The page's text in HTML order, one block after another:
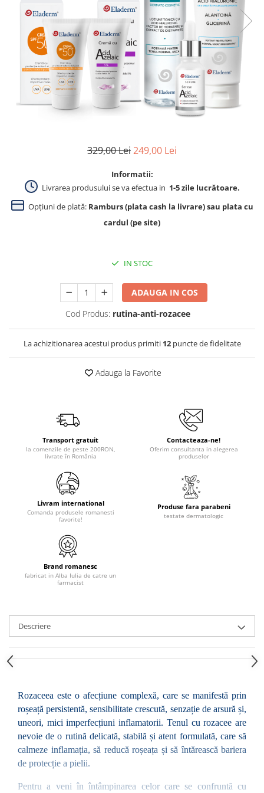
Produse pentru curatare
Creme Emoliente
Creme cu Uree
Produse pentru pete pigmentare
Evidence skincare
Pachete
329,00 Lei249,00 Lei
Informatii:
Livrarea produsului se va efectua in 1-5 zile lucrătoare.
Opțiuni de plată: Ramburs (plata cash la livrare) sau plata cu
cardul (pe site)
IN STOC
ADAUGA IN COS
Cod Produs: rutina-anti-rozacee
La achizitionarea acestui produs primiti 12puncte de fidelitate
Adauga la Favorite
Transport gratuit
la comenzile de peste 200RON,
livrate în România
Contacteaza-ne!
Oferim consultanta in alegerea
produselor
Livram international
Comanda produsele romanesti
favorite!
Produse fara parabeni
testate dermatologic
Brand romanesc
fabricat in Alba Iulia de catre un
farmacist
Descriere
Rozaceea este o afecțiune complexă, care se manifestă prin
roșeață persistentă, sensibilitate crescută, senzație de arsură și,
uneori, mici imperfecțiuni inflamatorii. Tenul cu rozacee are
nevoie de o rutină delicată, stabilă și atent formulată, care să
calmeze inflamația, să reducă roșeața și să întărească bariera
de protecție a pielii.
Pentru a veni în întâmpinarea celor care se confruntă cu